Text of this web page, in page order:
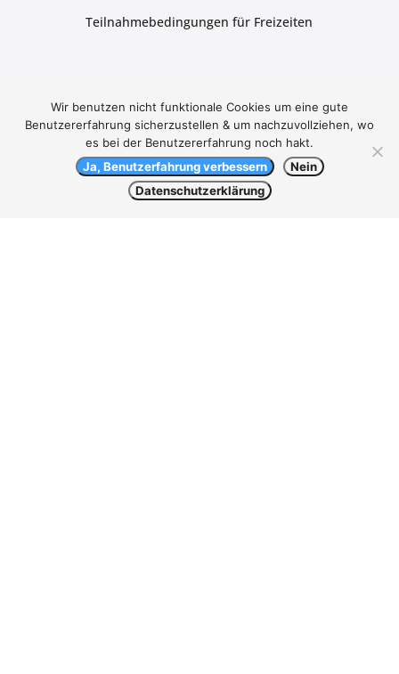
Teilnahmebedingungen für Freizeiten
Aktionen
Herbstsegeln
Pfingstlager
Kontakt
Wir benutzen nicht funktionale Cookies um eine gute
Benutzererfahrung sicherzustellen & um nachzuvollziehen, wo
es bei der Benutzererfahrung noch hakt.
Ja, Benutzerfahrung verbessern
Nein
Datenschutzerklärung